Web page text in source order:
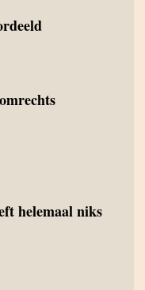
helemaal niks